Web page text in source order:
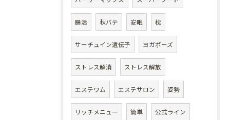
腸活 秋バテ 安眠 枕
サーチュイン遺伝子 ヨガポーズ
ストレス解消 ストレス解放
エステワム エステサロン 姿勢
リッチメニュー 簡単 公式ライン